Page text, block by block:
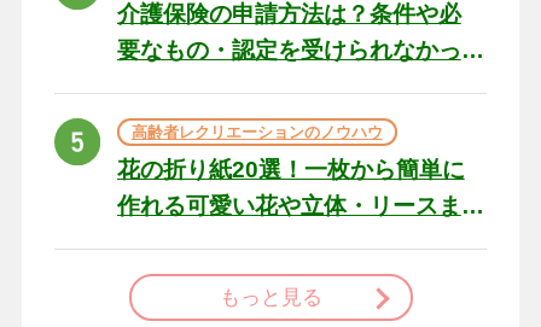
介護保険の申請方法は？条件や必
要なもの・認定を受けられなかっ
た場合の対処法
高齢者レクリエーションのノウハウ
花の折り紙20選！一枚から簡単に
作れる可愛い花や立体・リースま
で
もっと見る